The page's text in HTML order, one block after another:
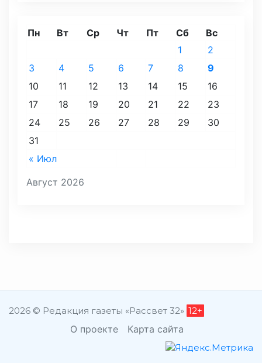
Август 2026
Пн Вт Ср Чт Пт Сб Вс
« Июл
1
2
3
4 5 6 7 8
9
10
11 12 13 14 15
16
17
18 19 20 21 22
23
24
25 26 27 28 29
30
31
2026 © Редакция газеты «Рассвет 32» 12+
О проекте Карта сайта